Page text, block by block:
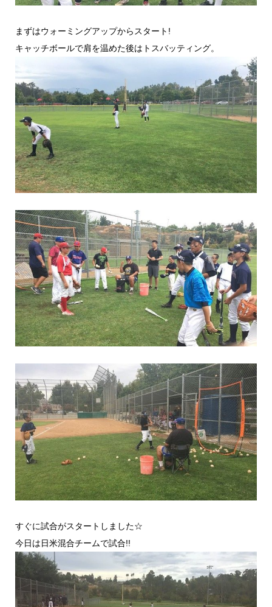
まずはウォーミングアップからスタート!
キャッチボールで肩を温めた後はトスバッティング。
すぐに試合がスタートしました☆
今日は日米混合チームで試合!!